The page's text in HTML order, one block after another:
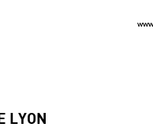
LYON